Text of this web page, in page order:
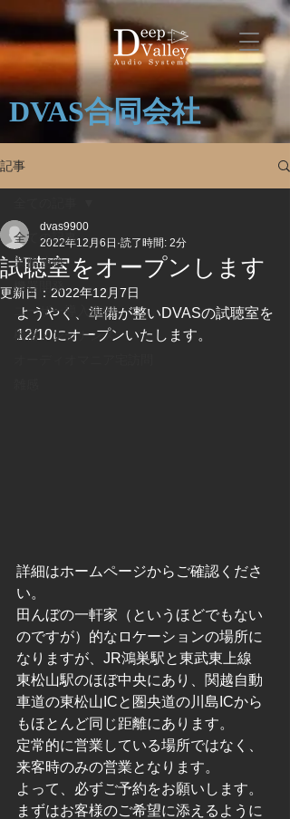
DVAS合同会社
記事
全ての記事
業務連絡
機器開発
ユーザー導入事例
機器メンテナンス
試聴室をオープンします
dvas9900
2022年12月6日 読了時間: 2分
更新日： 2022年12月7日
ようやく、準備が整いDVASの試聴室を
12/10にオープンいたします。
詳細はホームページからご確認くださ
い。
田んぼの一軒家（というほどでもない
のですが）的なロケーションの場所に
なりますが、JR鴻巣駅と東武東上線
東松山駅のほぼ中央にあり、関越自動
車道の東松山ICと圏央道の川島ICから
もほとんど同じ距離にあります。
定常的に営業している場所ではなく、
来客時のみの営業となります。
よって、必ずご予約をお願いします。
まずはお客様のご希望に添えるように